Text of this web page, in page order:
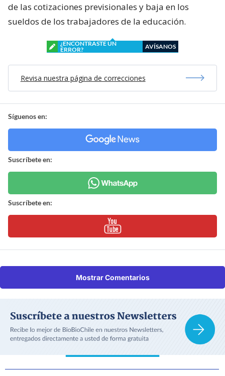
de las cotizaciones previsionales y baja en los
sueldos de los trabajadores de la educación.
¿ENCONTRASTE UN
ERROR?
AVÍSANOS
Revisa nuestra página de correcciones
Síguenos en:
Suscríbete en:
Suscríbete en:
Mostrar Comentarios